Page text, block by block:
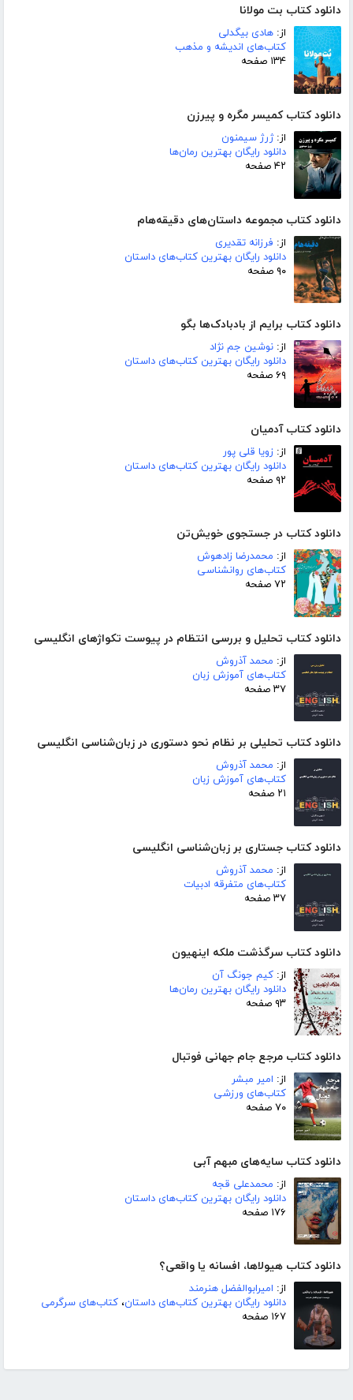
دانلود کتاب بت مولانا
از: هادی بیگدلی
کتاب‌های اندیشه و مذهب
۱۳۴ صفحه
دانلود کتاب کمیسر مگره و پیرزن
از:ژرژ سیمنون
دانلود رایگان بهترین رمان‌ها
۴۲ صفحه
دانلود کتاب مجموعه داستان‌های دقیقه‌هام
از: فرزانه تقدیری
دانلود رایگان بهترین کتاب‌های داستان
۹۰ صفحه
دانلود کتاب برایم از بادبادک‌ها بگو
از: نوشین جم نژاد
دانلود رایگان بهترین کتاب‌های داستان
۶۹ صفحه
دانلود کتاب آدمیان
از: زویا قلی پور
دانلود رایگان بهترین کتاب‌های داستان
۹۲ صفحه
دانلود کتاب در جستجوی خویش‌تن
از: محمدرضا زادهوش
کتاب‌های روانشناسی
۷۲ صفحه
دانلود کتاب تحلیل و بررسی انتظام در پیوست تکواژهای انگلیسی
از: محمد آذروش
کتاب‌های آموزش زبان
۳۷ صفحه
دانلود کتاب تحلیلی بر نظام نحو دستوری در زبان‌شناسی انگلیسی
از: محمد آذروش
کتاب‌های آموزش زبان
۲۱ صفحه
دانلود کتاب جستاری بر زبان‌شناسی انگلیسی
از: محمد آذروش
کتاب‌های متفرقه ادبیات
۳۷ صفحه
دانلود کتاب سرگذشت ملکه اینهیون
از: کیم جونگ آن
دانلود رایگان بهترین رمان‌ها
۹۳ صفحه
دانلود کتاب مرجع جام جهانی فوتبال
از: امیر مبشر
کتاب‌های ورزشی
۷۰ صفحه
دانلود کتاب سایه‌های مبهم آبی
از: محمدعلی قجه
دانلود رایگان بهترین کتاب‌های داستان
۱۷۶ صفحه
دانلود کتاب هیولاها، افسانه یا واقعی؟
از: امیرابوالفضل هنرمند
دانلود رایگان بهترین کتاب‌های داستان، کتاب‌های سرگرمی
۱۶۷ صفحه